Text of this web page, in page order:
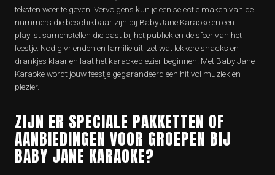
teksten weer te geven. Vervolgens kun je een selectie maken van de
nummers die beschikbaar zijn bij Baby Jane Karaoke en een
playlist samenstellen die past bij het publiek en de sfeer van het
feestje. Nodig vrienden en familie uit, zet wat lekkere snacks en
drankjes klaar en laat het karaokeplezier beginnen! Met Baby Jane
Karaoke wordt jouw feestje gegarandeerd een hit vol muziek en
plezier.
ZIJN ER SPECIALE PAKKETTEN OF
AANBIEDINGEN VOOR GROEPEN BIJ
BABY JANE KARAOKE?